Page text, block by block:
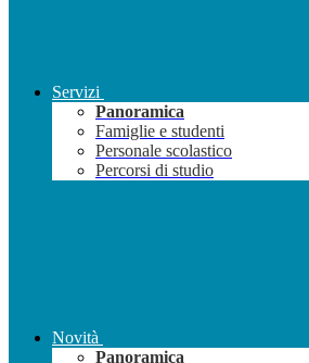
Servizi
Panoramica
Famiglie e studenti
Personale scolastico
Percorsi di studio
Novità
Panoramica